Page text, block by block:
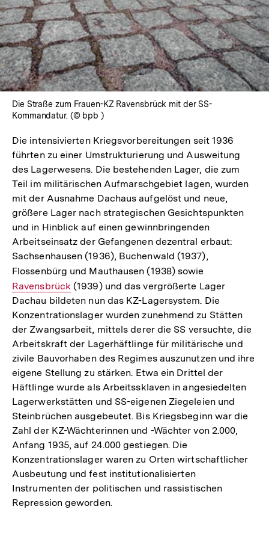
Lightbox
öffnen
Die Straße zum Frauen-KZ Ravensbrück mit der SS-
Kommandatur. (© bpb )
Die intensivierten Kriegsvorbereitungen seit 1936
führten zu einer Umstrukturierung und Ausweitung
des Lagerwesens. Die bestehenden Lager, die zum
Teil im militärischen Aufmarschgebiet lagen, wurden
mit der Ausnahme Dachaus aufgelöst und neue,
größere Lager nach strategischen Gesichtspunkten
und in Hinblick auf einen gewinnbringenden
Arbeitseinsatz der Gefangenen dezentral erbaut:
Sachsenhausen (1936), Buchenwald (1937),
Flossenbürg und Mauthausen (1938) sowie
Link:
Ravensbrück (1939) und das vergrößerte Lager
Dachau bildeten nun das KZ-Lagersystem. Die
Konzentrationslager wurden zunehmend zu Stätten
der Zwangsarbeit, mittels derer die SS versuchte, die
Arbeitskraft der Lagerhäftlinge für militärische und
zivile Bauvorhaben des Regimes auszunutzen und ihre
eigene Stellung zu stärken. Etwa ein Drittel der
Häftlinge wurde als Arbeitssklaven in angesiedelten
Lagerwerkstätten und SS-eigenen Ziegeleien und
Steinbrüchen ausgebeutet. Bis Kriegsbeginn war die
Zahl der KZ-Wächterinnen und -Wächter von 2.000,
Anfang 1935, auf 24.000 gestiegen. Die
Konzentrationslager waren zu Orten wirtschaftlicher
Ausbeutung und fest institutionalisierten
Instrumenten der politischen und rassistischen
Repression geworden.